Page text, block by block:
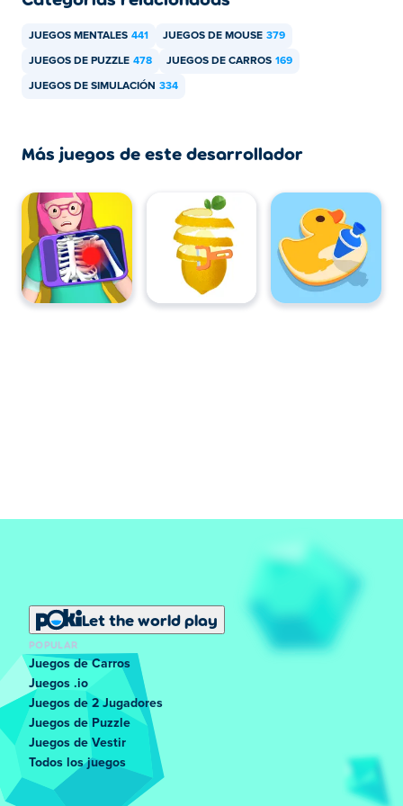
JUEGOS MENTALES 441 JUEGOS DE MOUSE 379
JUEGOS DE PUZZLE 478 JUEGOS DE CARROS 169
JUEGOS DE SIMULACIÓN 334
Más juegos de este desarrollador
Let the world play
POPULAR
Juegos de Carros
Juegos .io
Juegos de 2 Jugadores
Juegos de Puzzle
Juegos de Vestir
Todos los juegos